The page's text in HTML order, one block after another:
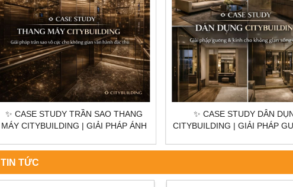
✨ CASE STUDY DÂN DỤNG
CITYBUILDING | GIẢI PHÁP GƯƠNG &
CẤP
✨ CASE STUDY THƯƠNG
CITYBUILDING | GIẢI PHÁP
TIN TỨC